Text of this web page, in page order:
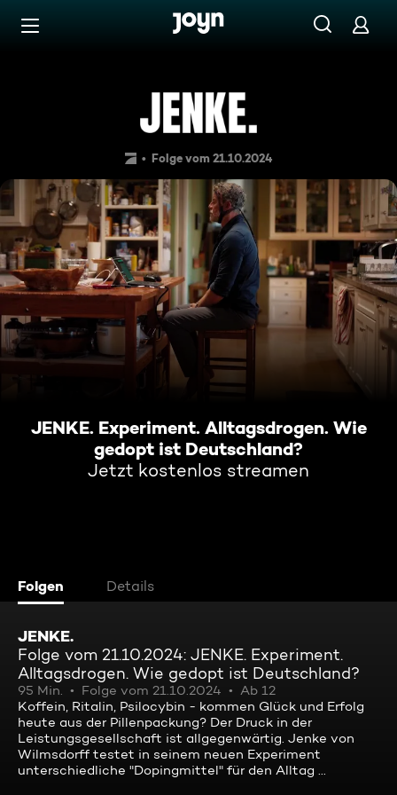
Zum Inhalt springen
JENKE. Experiment.
Folge vom 21.10.2024
JENKE. Experiment. Alltagsdrogen. Wie
gedopt ist Deutschland?
Jetzt kostenlos streamen
Folgen Details
JENKE.
Folge vom 21.10.2024: JENKE. Experiment.
Alltagsdrogen. Wie gedopt ist Deutschland?
95 Min. Folge vom 21.10.2024
Ab 12
Koffein, Ritalin, Psilocybin - kommen Glück und Erfolg
heute aus der Pillenpackung? Der Druck in der
Leistungsgesellschaft ist allgegenwärtig. Jenke von
Wilmsdorff testet in seinem neuen Experiment
unterschiedliche "Dopingmittel" für den Alltag ...